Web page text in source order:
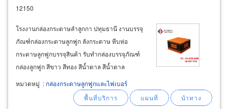
12150
โรงงานกล่องกระดาษลำลูกกา ปทุมธานี งานบรรจุ
ภัณฑ์กล่องกระดาษลูกฟูก ลังกระดาษ หีบห่อ
กระดาษลูกฟูกบรรจุสินค้า รับทำกล่องบรรจุภัณฑ์
กล่องลูกฟูก สีขาว สีทอง สีน้ำตาล สีน้ำตาล
อ่อน ผลิต-จำหน่ายกระดาษแข็งลอนลูกฟูก โรงงาน
กล่องกระดาษแข็ง ลำลูกกา ผลิตกล่องกระดาษแข็ง
พร้อมงานพิมพ์กล่องตามแบบที่ลูกค้าต้องการ
หมวดหมู่ : กล่องกระดาษลูกฟูกและไฟเบอร์